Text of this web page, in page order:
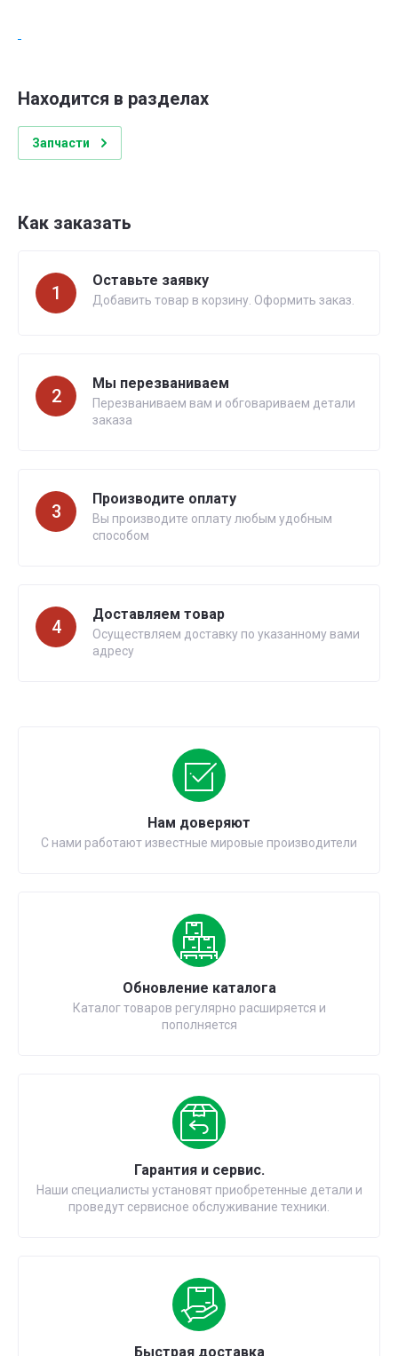
Находится в разделах
Запчасти
Как заказать
1
Оставьте заявку
Добавить товар в корзину. Оформить заказ.
2
Мы перезваниваем
Перезваниваем вам и обговариваем детали
заказа
3
Производите оплату
Вы производите оплату любым удобным
способом
4
Доставляем товар
Осуществляем доставку по указанному вами
адресу
Нам доверяют
С нами работают известные мировые производители
Обновление каталога
Каталог товаров регулярно расширяется и
пополняется
Гарантия и сервис.
Наши специалисты установят приобретенные детали и
проведут сервисное обслуживание техники.
Быстрая доставка